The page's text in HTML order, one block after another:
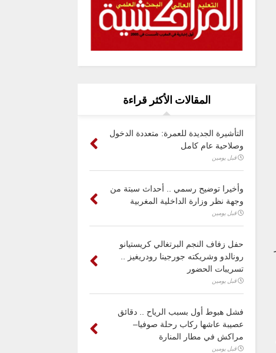
المقالات الأكثر قراءة
التأشيرة الجديدة للعمرة: متعددة الدخول
وصلاحية عام كامل
قبل يومين
وأخيرا توضيح رسمي .. أحداث سبتة من
وجهة نظر وزارة الداخلية المغربية
قبل يومين
حفل زفاف النجم البرتغالي كريستيانو
رونالدو وشريكته جورجينا رودريغيز ..
تسريبات الحضور
قبل يومين
فشل هبوط أول بسبب الرياح .. دقائق
عصيبة عاشها ركاب رحلة صوفيا–
مراكش في مطار المنارة
قبل يومين